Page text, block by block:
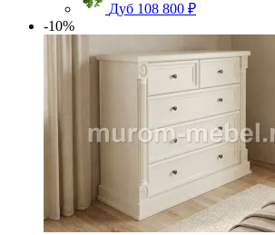
Дуб 108 800 ₽
-10%